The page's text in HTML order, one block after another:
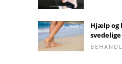
Hjælp og